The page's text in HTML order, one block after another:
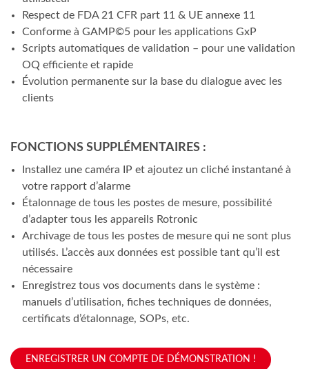
Respect de FDA 21 CFR part 11 & UE annexe 11
Conforme à GAMP©5 pour les applications GxP
Scripts automatiques de validation – pour une validation
OQ efficiente et rapide
Évolution permanente sur la base du dialogue avec les
clients
FONCTIONS SUPPLÉMENTAIRES :
Installez une caméra IP et ajoutez un cliché instantané à
votre rapport d’alarme
Étalonnage de tous les postes de mesure, possibilité
d’adapter tous les appareils Rotronic
Archivage de tous les postes de mesure qui ne sont plus
utilisés. L’accès aux données est possible tant qu’il est
nécessaire
Enregistrez tous vos documents dans le système :
manuels d’utilisation, fiches techniques de données,
certificats d’étalonnage, SOPs, etc.
ENREGISTRER UN COMPTE DE DÉMONSTRATION !